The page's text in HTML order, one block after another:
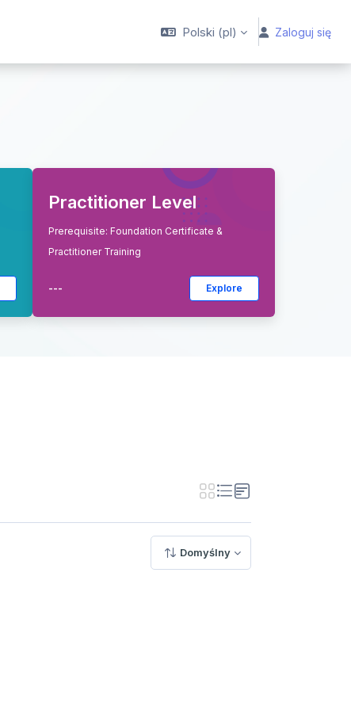
Polski ‎(pl)‎ Zaloguj się
Practitioner Level
Prerequisite: Foundation Certificate &
Practitioner Training
--- Explore
Domyślny